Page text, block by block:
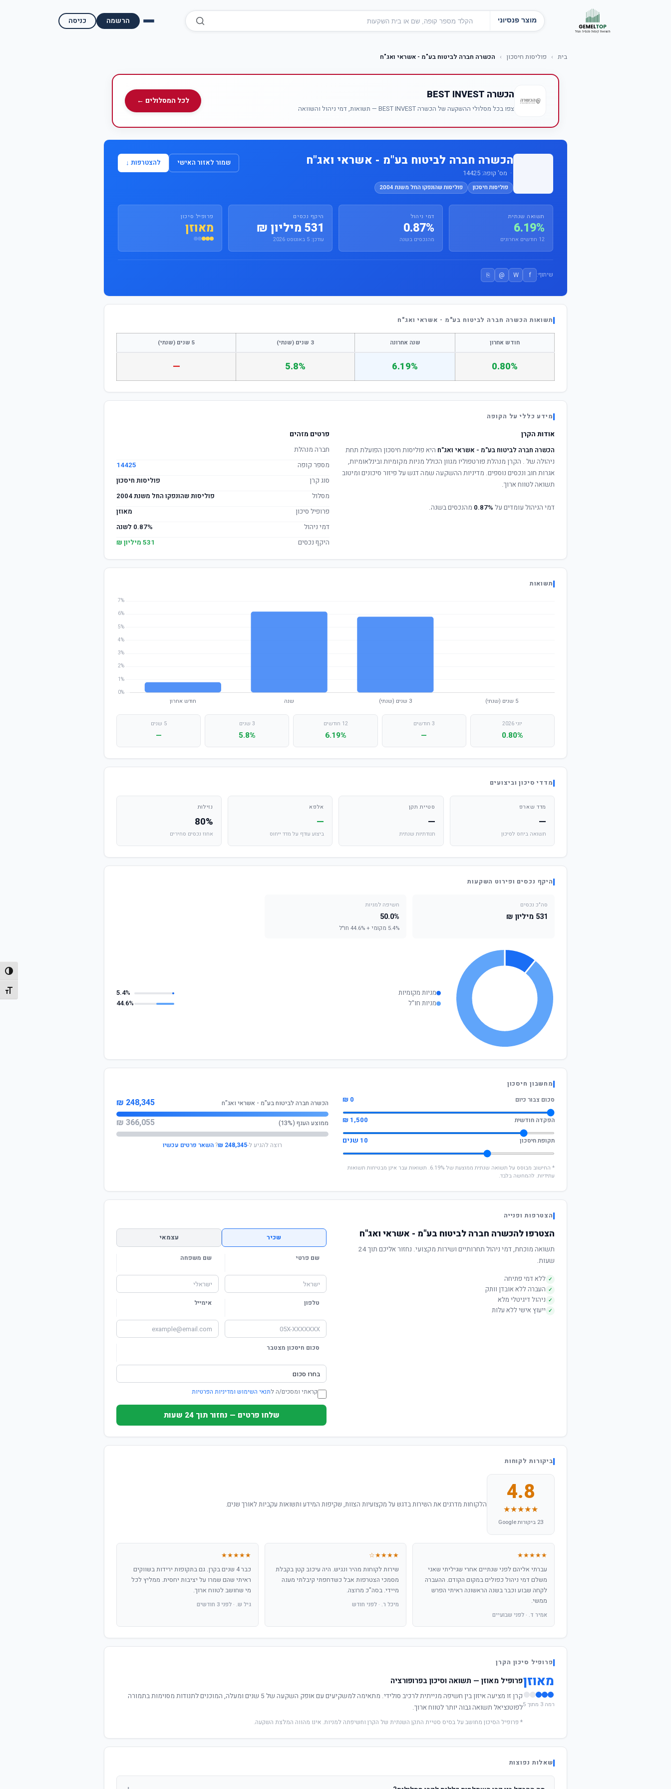
מתג
כניסה הרשמה מוצר פנסיוני
בית › פוליסות חיסכון › הכשרה חברה לביטוח בע"מ - אשראי ואג"ח
הכשרה BEST INVEST
צפו בכל מסלולי ההשקעה של הכשרה BEST INVEST — תשואות, דמי ניהול והשוואה
לכל המסלולים ←
הכשרה חברה לביטוח בע"מ - אשראי ואג"ח
· מס' קופה: 14425
פוליסות חיסכון פוליסות שהונפקו החל משנת 2004
שמור לאזור האישי להצטרפות ↓
תשואה שנתית
6.19%
12 חודשים אחרונים
דמי ניהול
0.87%
מהנכסים בשנה
היקף נכסים
531 מיליון ₪
עודכן: 5 באוגוסט 2026
פרופיל סיכון
מאוזן
שיתוף: f
W
@
⎘
תשואות הכשרה חברה לביטוח בע"מ - אשראי ואג"ח
חודש אחרון שנה אחרונה 3 שנים (שנתי) 5 שנים (שנתי)
0.80%
6.19%
5.8%
—
מידע כללי על הקופה
אודות הקרן
הכשרה חברה לביטוח בע"מ - אשראי ואג"ח היא פוליסות חיסכון הפועלת תחת
ניהולה של . הקרן מנהלת פורטפוליו מגוון הכולל מניות מקומיות ובינלאומיות,
אגרות חוב ונכסים נוספים. מדיניות ההשקעה שמה דגש על פיזור סיכונים ומיטוב
תשואה לטווח ארוך.
דמי הניהול עומדים על 0.87% מהנכסים בשנה.
פרטים מזהים
חברה מנהלת
מספר קופה
14425
סוג קרן
פוליסות חיסכון
מסלול
פוליסות שהונפקו החל משנת 2004
פרופיל סיכון
מאוזן
דמי ניהול
0.87% לשנה
היקף נכסים
531 מיליון ₪
תשואות
יוני 2026
0.80%
3 חודשים
—
12 חודשים
6.19%
3 שנים
5.8%
5 שנים
—
מדדי סיכון וביצועים
מדד שארפ
—
תשואה ביחס לסיכון
סטיית תקן
—
תנודתיות שנתית
אלפא
—
ביצוע עודף על מדד ייחוס
נזילות
80%
אחוז נכסים סחירים
היקף נכסים ופירוט השקעות
סה"כ נכסים
531 מיליון ₪
חשיפה למניות
50.0%
5.4% מקומי + 44.6% חו"ל
מניות מקומיות
5.4%
מניות חו"ל
44.6%
מחשבון חיסכון
סכום צבור כיום
0 ₪
הפקדה חודשית 1,500 ₪
תקופת חיסכון 10 שנים
* החישוב מבוסס על תשואה שנתית ממוצעת של 6.19%. תשואות עבר אינן מבטיחות תשואות
עתידיות. להמחשה בלבד.
הכשרה חברה לביטוח בע"מ - אשראי ואג"ח 248,345 ₪
ממוצע הענף (13%) 366,055 ₪
רוצה להגיע ל-248,345 ₪
?השאר פרטים עכשיו
הצטרפות ופנייה
הצטרפו להכשרה חברה לביטוח בע"מ - אשראי ואג"ח
תשואה מוכחת, דמי ניהול תחרותיים ושירות מקצועי. נחזור אליכם תוך 24
שעות.
✓ ללא דמי פתיחה
✓ העברה ללא אובדן וותק
✓ ניהול דיגיטלי מלא
✓ ייעוץ אישי ללא עלות
שכיר עצמאי
שם פרטי שם משפחה
טלפון אימייל
סכום חיסכון מצטבר
קראתי ומסכים/ה לתנאי השימוש ומדיניות הפרטיות
שלחו פרטים — נחזור תוך 24 שעות
ביקורות לקוחות
4.8
★★★★★
23 ביקורות Google
הלקוחות מדרגים את השירות בדגש על מקצועיות הצוות, שקיפות המידע ותשואות עקביות לאורך שנים.
★★★★★
עברתי אליהם לפני שנתיים אחרי שגיליתי שאני
משלם דמי ניהול כפולים במקום הקודם. ההעברה
לקחה שבוע וכבר בשנה הראשונה ראיתי הפרש
ממשי.
אמיר ד. · לפני שבועיים
★★★★☆
שירות לקוחות מהיר ונגיש. היה עיכוב קטן בקבלת
מסמכי הצטרפות אבל כשדחפתי קיבלתי מענה
מיידי. בסה"כ מרוצה.
מיכל ר. · לפני חודש
★★★★★
כבר 4 שנים בקרן. גם בתקופות ירידות בשווקים
ראיתי שהם שמרו על יציבות יחסית. ממליץ לכל
מי שחושב לטווח ארוך.
גיל ש. · לפני 3 חודשים
פרופיל סיכון הקרן
מאוזן
רמה 3 מתוך 5
פרופיל מאוזן — תשואה וסיכון בפרופורציה
קרן זו מציעה איזון בין חשיפה מנייתית לרכיב סולידי. מתאימה למשקיעים עם אופק השקעה של 5 שנים ומעלה, המוכנים לתנודות מסוימות בתמורה
לפוטנציאל תשואה גבוה יותר לטווח ארוך.
* פרופיל הסיכון מחושב על בסיס סטיית התקן השנתית של הקרן וחשיפתה למניות. אינו מהווה המלצת השקעה.
שאלות נפוצות